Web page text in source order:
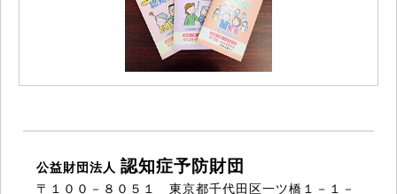
公益財団法人 認知症予防財団
〒１００－８０５１ 東京都千代田区一ツ橋１－１－